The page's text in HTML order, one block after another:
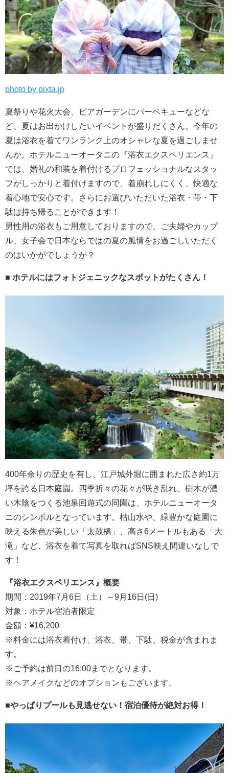
photo by pixta.jp
夏祭りや花火大会、ビアガーデンにバーベキューなどな
ど、夏はお出かけしたいイベントが盛りだくさん。今年の
夏は浴衣を着てワンランク上のオシャレな夏を過ごしませ
んか。ホテルニューオータニの『浴衣エクスペリエンス』
では、婚礼の和装を着付けるプロフェッショナルなスタッ
フがしっかりと着付けますので、着崩れしにくく、快適な
着心地で安心です。さらにお選びいただいた浴衣・帯・下
駄は持ち帰ることができます！
男性用の浴衣もご用意しておりますので、ご夫婦やカップ
ル、女子会で日本ならではの夏の風情をお過ごしいただく
のはいかがでしょうか？
■ ホテルにはフォトジェニックなスポットがたくさん！
400年余りの歴史を有し、江戸城外堀に囲まれた広さ約1万
坪を誇る日本庭園。四季折々の花々が咲き乱れ、樹木が濃
い木陰をつくる池泉回遊式の同園は、ホテルニューオータ
ニのシンボルとなっています。枯山水や、緑豊かな庭園に
映える朱色が美しい「太鼓橋」、高さ6メートルもある「大
滝」など、浴衣を着て写真を取ればSNS映え間違いなしで
す！
『浴衣エクスペリエンス』概要
期間：2019年7月6日（土）～9月16日(日)
対象：ホテル宿泊者限定
金額：¥16,200
※料金には浴衣着付け、浴衣、帯、下駄、税金が含まれま
す。
※ご予約は前日の16:00までとなります。
※ヘアメイクなどのオプションもございます。
■やっぱりプールも見逃せない！宿泊優待が絶対お得！